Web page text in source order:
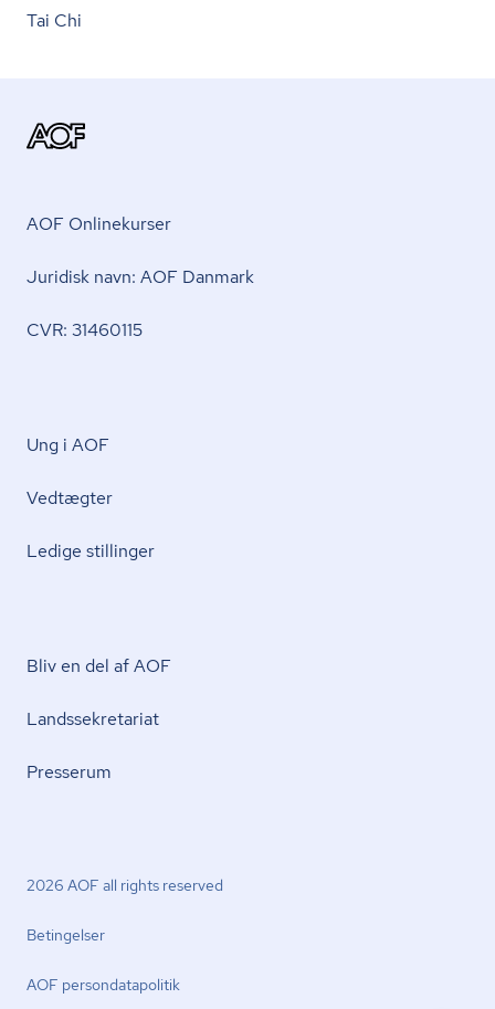
Tai Chi
AOF Onlinekurser
Juridisk navn: AOF Danmark
CVR: 31460115
Ung i AOF
Vedtægter
Ledige stillinger
Bliv en del af AOF
Lands­se­kre­ta­ri­at
Presserum
2026 AOF all rights reserved
Betingelser
AOF per­son­da­ta­po­li­tik